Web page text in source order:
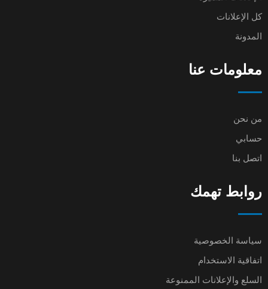
كل الإعلانات
المدونة
معلومات عنا
من نحن
حسابي
اتصل بنا
روابط تهمك
سياسة الخصوصية
اتفاقية الاستخدام
السلع والإعلانات الممنوعة